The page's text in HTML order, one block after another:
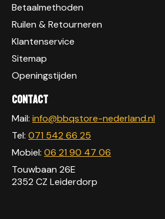
Betaalmethoden
Ruilen & Retourneren
Klantenservice
Sitemap
Openingstijden
Contact
Mail: info@bbqstore-nederland.nl
Tel: 071 542 66 25
Mobiel: 06 21 90 47 06
Touwbaan 26E
2352 CZ Leiderdorp